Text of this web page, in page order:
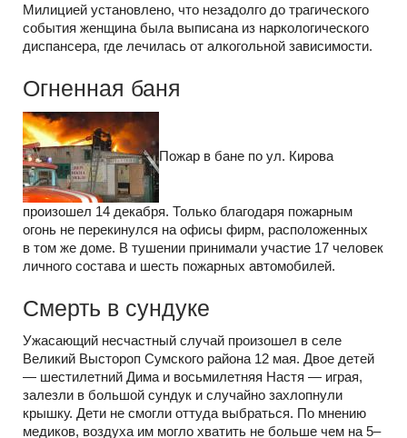
Милицией установлено, что незадолго до трагического
события женщина была выписана из наркологического
диспансера, где лечилась от алкогольной зависимости.
Огненная баня
Пожар в бане по ул. Кирова
произошел 14 декабря. Только благодаря пожарным
огонь не перекинулся на офисы фирм, расположенных
в том же доме. В тушении принимали участие 17 человек
личного состава и шесть пожарных автомобилей.
Смерть в сундуке
Ужасающий несчастный случай произошел в селе
Великий Выстороп Сумского района 12 мая. Двое детей
— шестилетний Дима и восьмилетняя Настя — играя,
залезли в большой сундук и случайно захлопнули
крышку. Дети не смогли оттуда выбраться. По мнению
медиков, воздуха им могло хватить не больше чем на 5–